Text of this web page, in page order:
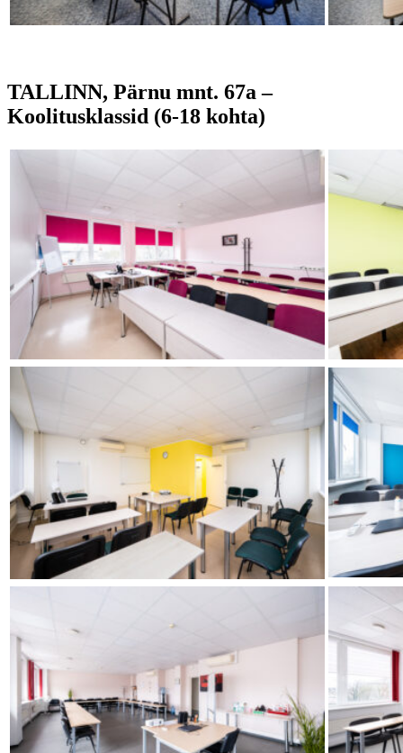
TALLINN, Pärnu mnt. 67a –
Koolitusklassid (6-18 kohta)